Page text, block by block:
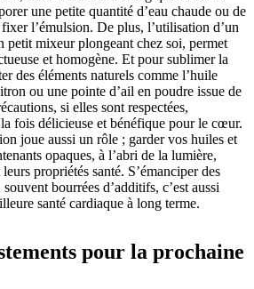
une petite quantité d’eau chaude ou de
l’émulsion. De plus, l’utilisation d’un
petit mixeur plongeant chez soi, permet
et homogène. Et pour sublimer la
des éléments naturels comme l’huile
ou une pointe d’ail en poudre issue de
si elles sont respectées,
la fois délicieuse et bénéfique pour le cœur.
joue aussi un rôle ; garder vos huiles et
opaques, à l’abri de la lumière,
propriétés santé. S’émanciper des
bourrées d’additifs, c’est aussi
santé cardiaque à long terme.
pour la prochaine